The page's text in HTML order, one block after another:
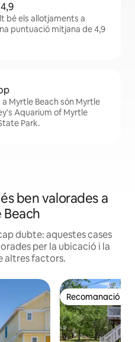
bé els allotjaments a
puntuació mitjana de 4,9
Myrtle Beach són Myrtle
Aquarium of Myrtle
Park.
ben valorades a
dubte: aquestes cases
per la ubicació i la
altres factors.
Recomanació
Recomanació